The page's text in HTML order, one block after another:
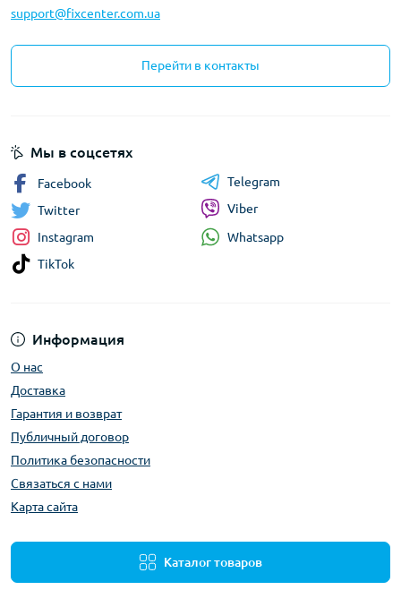
support@fixcenter.com.ua
Перейти в контакты
Информация
О нас
Доставка
Гарантия и возврат
Публичный договор
Политика безопасности
Связаться с нами
Карта сайта
Каталог товаров
Мы в соцсетях
Facebook
Twitter
Instagram
TikTok
Telegram
Viber
Whatsapp